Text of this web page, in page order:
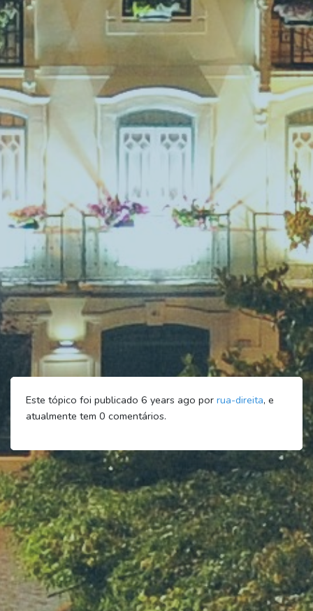
Este tópico foi publicado 6 years ago por rua-direita, e
atualmente tem 0 comentários.